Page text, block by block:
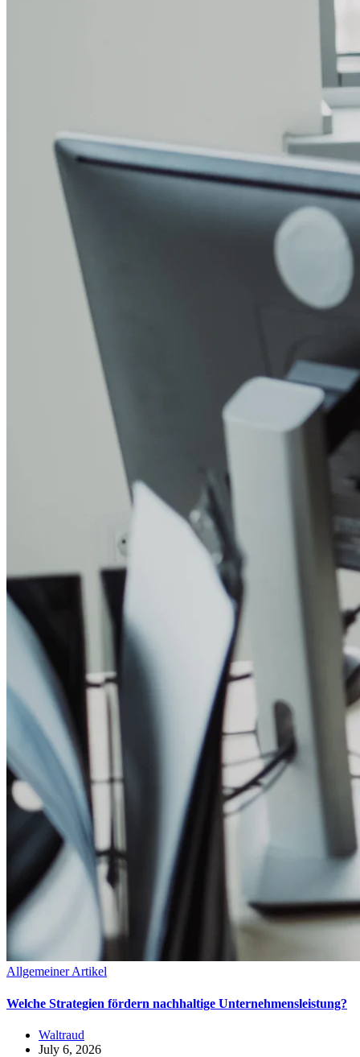
Allgemeiner Artikel
Welche Strategien fördern nachhaltige Unternehmensleistung?
Waltraud
July 6, 2026